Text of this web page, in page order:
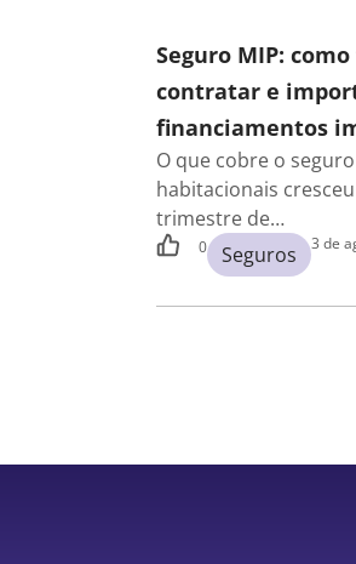
Seguro MIP:
contratar e
financiamentos
O que cobre o
habitacionais
trimestre de…
0 Seguros 3 de